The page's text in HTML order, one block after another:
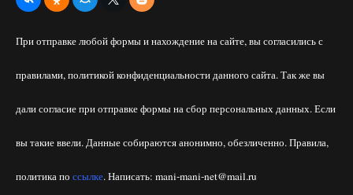
При отправке любой формы и нахождение на сайте, вы согласились с
правилами, политикой конфиденциальности данного сайта. Так же вы
дали согласие при отправке формы на сбор персональных данных. Если
вы такие ввели. Данные собираются анонимно, обезличенно. Правила,
политика по ссылке. Написать: mani-mani-net@mail.ru